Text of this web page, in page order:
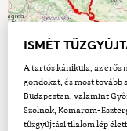
ISMÉT
A tartós kánikula, az erős
gondokat, és most
Budapesten, valamint
Szolnok, Komárom-
tűzgyújtási tilalom lép